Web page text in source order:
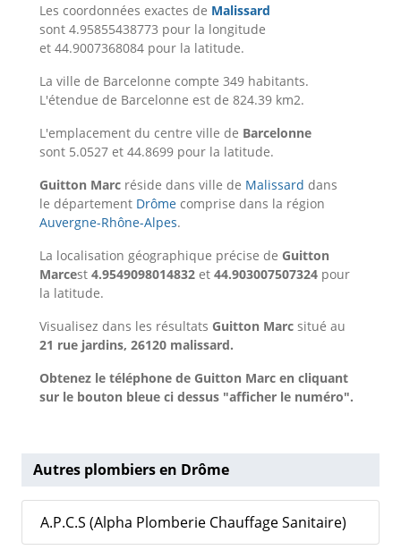
Les coordonnées exactes de Malissard
sont 4.95855438773 pour la longitude
et 44.9007368084 pour la latitude.
La ville de Barcelonne compte 349 habitants.
L'étendue de Barcelonne est de 824.39 km2.
L'emplacement du centre ville de Barcelonne
sont 5.0527 et 44.8699 pour la latitude.
Guitton Marc réside dans ville de Malissard dans
le département Drôme comprise dans la région
Auvergne-Rhône-Alpes.
La localisation géographique précise de Guitton
Marcest 4.9549098014832 et 44.903007507324 pour
la latitude.
Visualisez dans les résultats Guitton Marc situé au
21 rue jardins, 26120 malissard.
Obtenez le téléphone de Guitton Marc en cliquant
sur le bouton bleue ci dessus "afficher le numéro".
Autres plombiers en Drôme
A.P.C.S (Alpha Plomberie Chauffage Sanitaire)